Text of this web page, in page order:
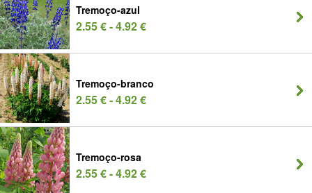
Tremoço-azul
2.55 € - 4.92 €
Tremoço-branco
2.55 € - 4.92 €
Tremoço-rosa
2.55 € - 4.92 €